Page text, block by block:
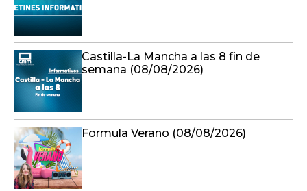
Castilla-La Mancha a las 8 fin de
semana (08/08/2026)
Formula Verano (08/08/2026)